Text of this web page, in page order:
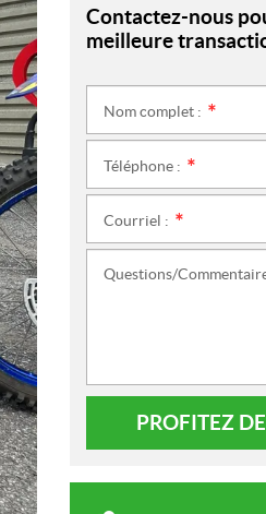
Contactez-nous
meilleure
Nom complet :
Téléphone :
Courriel :
Questions/
PROFITEZ